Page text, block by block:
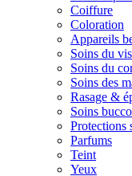
Coiffure
Coloration
Appareils
Soins du
Soins du
Soins des
Rasage &
Soins
Protections
Parfums
Teint
Yeux